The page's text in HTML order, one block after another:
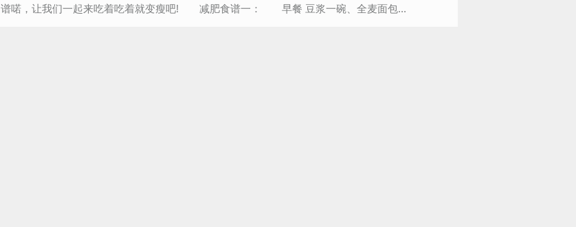
谱喏，让我们一起来吃着吃着就变瘦吧! 减肥食谱一： 早餐 豆浆一碗、全麦面包...